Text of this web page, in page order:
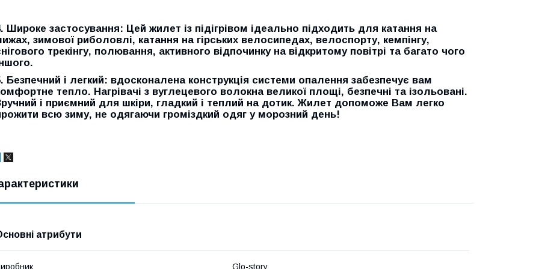
Широке застосування: Цей жилет із підігрівом ідеально підходить для катання на
зимової риболовлі, катання на гірських велосипедах, велоспорту, кемпінгу,
трекінгу, полювання, активного відпочинку на відкритому повітрі та багато чого
Безпечний і легкий: вдосконалена конструкція системи опалення забезпечує вам
тепло. Нагрівачі з вуглецевого волокна великої площі, безпечні та ізольовані.
і приємний для шкіри, гладкий і теплий на дотик. Жилет допоможе Вам легко
всю зиму, не одягаючи громіздкий одяг у морозний день!
атрибути
Glo-story